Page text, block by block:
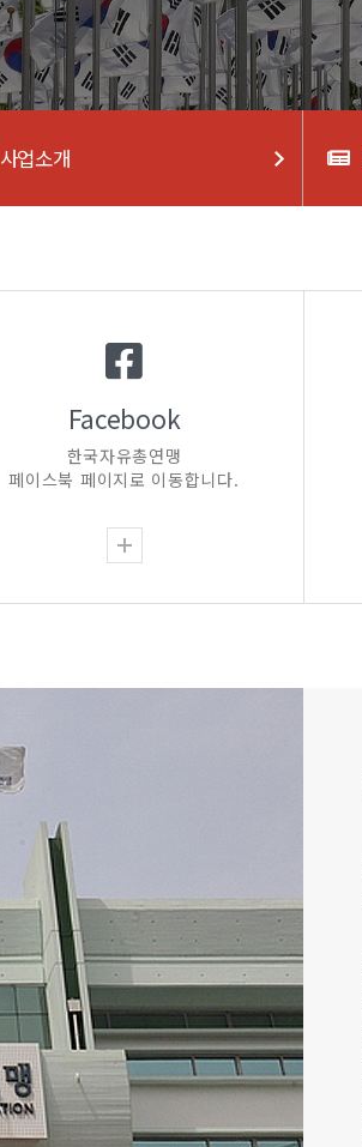
사업소개
Facebook
한국자유총연맹
페이스북 페이지로 이동합니다.